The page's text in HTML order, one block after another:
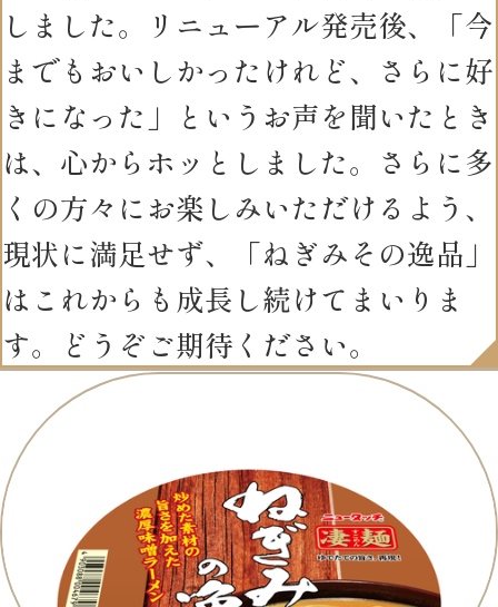
しました。リニューアル発売後、「今
までもおいしかったけれど、さらに好
きになった」というお声を聞いたとき
は、心からホッとしました。さらに多
くの方々にお楽しみいただけるよう、
現状に満足せず、「ねぎみその逸品」
はこれからも成長し続けてまいりま
す。どうぞご期待ください。